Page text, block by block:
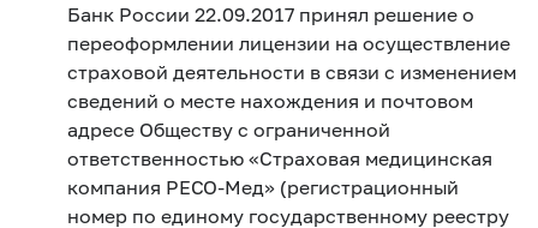
Банк России 22.09.2017 принял решение о
переоформлении лицензии на осуществление
страховой деятельности в связи с изменением
сведений о месте нахождения и почтовом
адресе Обществу с ограниченной
ответственностью «Страховая медицинская
компания РЕСО-Мед» (регистрационный
номер по единому государственному реестру